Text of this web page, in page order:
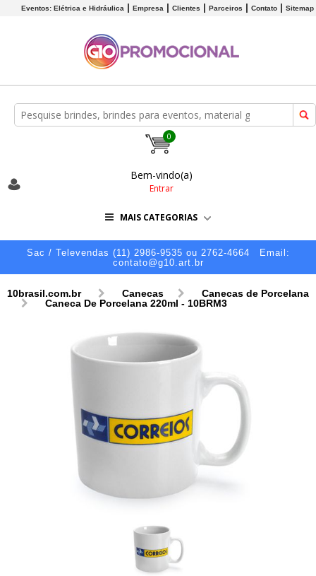
Eventos: Elétrica e Hidráulica Empresa Clientes Parceiros Contato Sitemap
0
Bem-vindo(a)
Entrar
MAIS CATEGORIAS
Sac / Televendas (11) 2986-9535 ou 2762-4664
Email:
contato@g10.art.br
10brasil.com.br Canecas
Canecas de Porcelana
Caneca De Porcelana 220ml - 10BRM3